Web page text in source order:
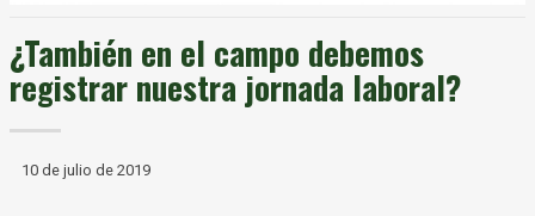
¿También en el campo debemos
registrar nuestra jornada laboral?
10 de julio de 2019